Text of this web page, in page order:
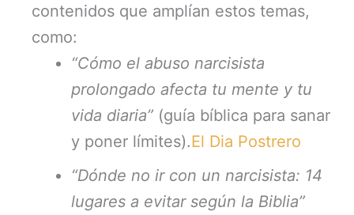
contenidos que amplían estos temas,
como:
“Cómo el abuso narcisista
prolongado afecta tu mente y tu
vida diaria” (guía bíblica para sanar
y poner límites).El Dia Postrero
“Dónde no ir con un narcisista: 14
lugares a evitar según la Biblia”